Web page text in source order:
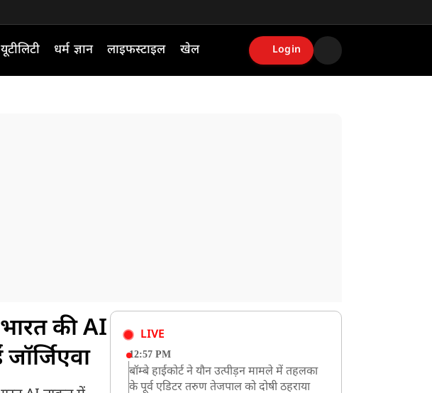
यूटीलिटी धर्म ज्ञान लाइफस्टाइल खेल Login
की AI
LIVE
12:57 PM
बॉम्बे हाईकोर्ट ने यौन उत्पीड़न मामले में तहलका
के पूर्व एडिटर तरुण तेजपाल को दोषी ठहराया